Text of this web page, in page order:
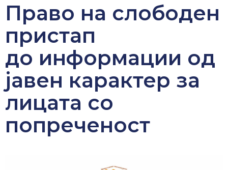
Право на слободен
пристап
до информации од
јавен карактер за
лицата со
попреченост